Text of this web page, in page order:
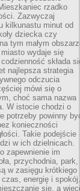
rzadko
Zazwyczaj
kilkunastu minut od
dziecka czy
tym małym
wydaje się
składa
najlepsza strategia
odczucia
mówi się o
choć sama nazwa
W istocie chodzi o
potrzeby powinny
konieczności
Takie podejście
w ich dzielnicach.
zapewnienie im
przychodnia, park,
w zasięgu krótkiego
energię i spokój.
się, a